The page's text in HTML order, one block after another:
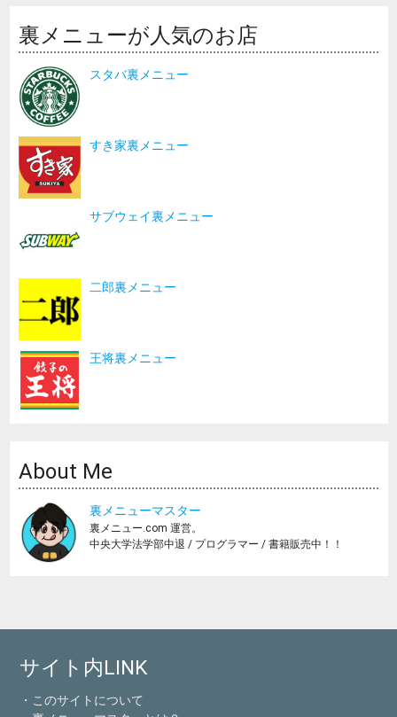
裏メニューが人気のお店
スタバ裏メニュー
すき家裏メニュー
サブウェイ裏メニュー
二郎裏メニュー
王将裏メニュー
About Me
裏メニューマスター
裏メニュー.com 運営。
中央大学法学部中退 / プログラマー / 書籍販売中！！
サイト内LINK
・このサイトについて